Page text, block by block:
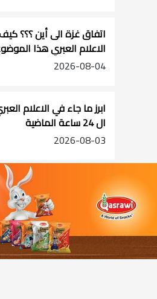
اتفاق غزة الى أين ؟؟؟
الاعلام العبري هذا
2026-08-04
ابرز ما جاء في الاعلام
ال 24 ساعة الماضية
2026-08-03